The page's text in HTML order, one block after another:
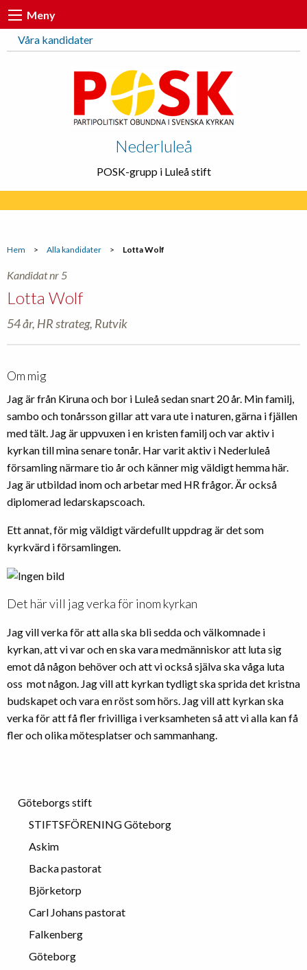
Meny
Våra kandidater
Nederluleå
POSK-grupp i Luleå stift
Hem > Alla kandidater > Lotta Wolf
Kandidat nr 5
Lotta Wolf
54 år, HR strateg, Rutvik
Om mig
Jag är från Kiruna och bor i Luleå sedan snart 20 år. Min familj,
sambo och tonårsson gillar att vara ute i naturen, gärna i fjällen
med tält. Jag är uppvuxen i en kristen familj och var aktiv i
kyrkan till mina senare tonår. Har varit aktiv i Nederluleå
församling närmare tio år och känner mig väldigt hemma här.
Jag är utbildad inom och arbetar med HR frågor. Är också
diplomerad ledarskapscoach.
Ett annat, för mig väldigt värdefullt uppdrag är det som
kyrkvärd i församlingen.
Det här vill jag verka för inom kyrkan
Jag vill verka för att alla ska bli sedda och välkomnade i
kyrkan, att vi var och en ska vara medmänniskor att luta sig
emot då någon behöver och att vi också själva ska våga luta
oss mot någon. Jag vill att kyrkan tydligt ska sprida det kristna
budskapet och vara en röst som hörs. Jag vill att kyrkan ska
verka för att få fler frivilliga i verksamheten så att vi alla kan få
fler och olika mötesplatser och sammanhang.
Göteborgs stift
STIFTSFÖRENING Göteborg
Askim
Backa pastorat
Björketorp
Carl Johans pastorat
Falkenberg
Göteborg